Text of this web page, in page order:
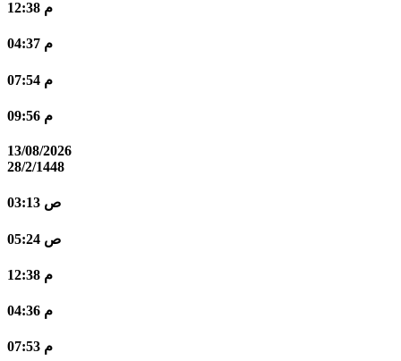
12:38 م
04:37 م
07:54 م
09:56 م
13/08/2026
28/2/1448
03:13 ص
05:24 ص
12:38 م
04:36 م
07:53 م